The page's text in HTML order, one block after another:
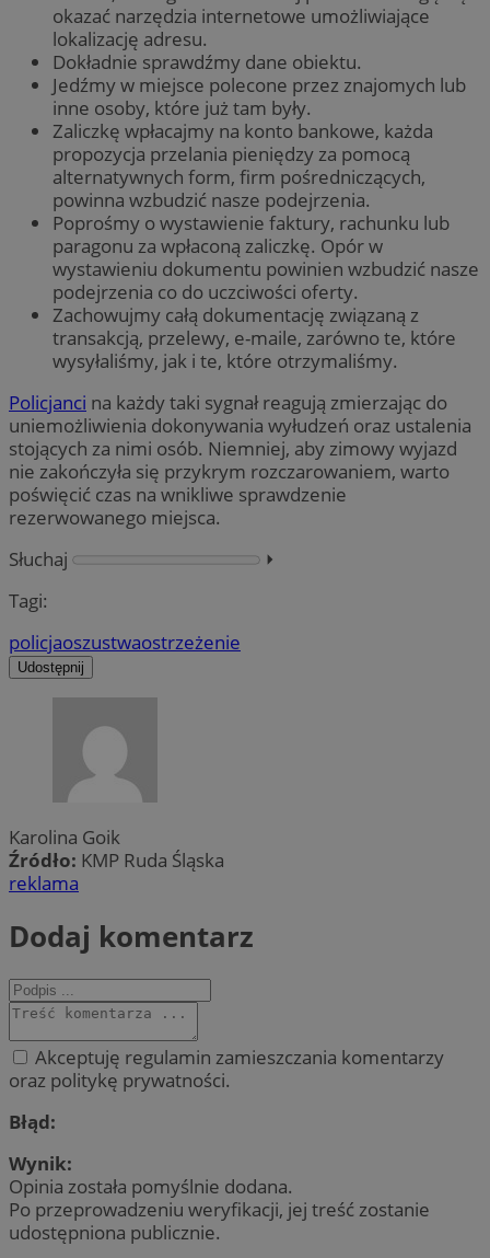
okazać narzędzia internetowe umożliwiające
lokalizację adresu.
Dokładnie sprawdźmy dane obiektu.
Jedźmy w miejsce polecone przez znajomych lub
inne osoby, które już tam były.
Zaliczkę wpłacajmy na konto bankowe, każda
propozycja przelania pieniędzy za pomocą
alternatywnych form, firm pośredniczących,
powinna wzbudzić nasze podejrzenia.
Poprośmy o wystawienie faktury, rachunku lub
paragonu za wpłaconą zaliczkę. Opór w
wystawieniu dokumentu powinien wzbudzić nasze
podejrzenia co do uczciwości oferty.
Zachowujmy całą dokumentację związaną z
transakcją, przelewy, e-maile, zarówno te, które
wysyłaliśmy, jak i te, które otrzymaliśmy.
Policjanci na każdy taki sygnał reagują zmierzając do
uniemożliwienia dokonywania wyłudzeń oraz ustalenia
stojących za nimi osób. Niemniej, aby zimowy wyjazd
nie zakończyła się przykrym rozczarowaniem, warto
poświęcić czas na wnikliwe sprawdzenie
rezerwowanego miejsca.
Słuchaj
⏵︎
Tagi:
policjaoszustwaostrzeżenie
Udostępnij
Karolina Goik
Źródło: KMP Ruda Śląska
reklama
Dodaj komentarz
Akceptuję regulamin zamieszczania komentarzy
oraz politykę prywatności.
Błąd:
Wynik:
Opinia została pomyślnie dodana.
Po przeprowadzeniu weryfikacji, jej treść zostanie
udostępniona publicznie.